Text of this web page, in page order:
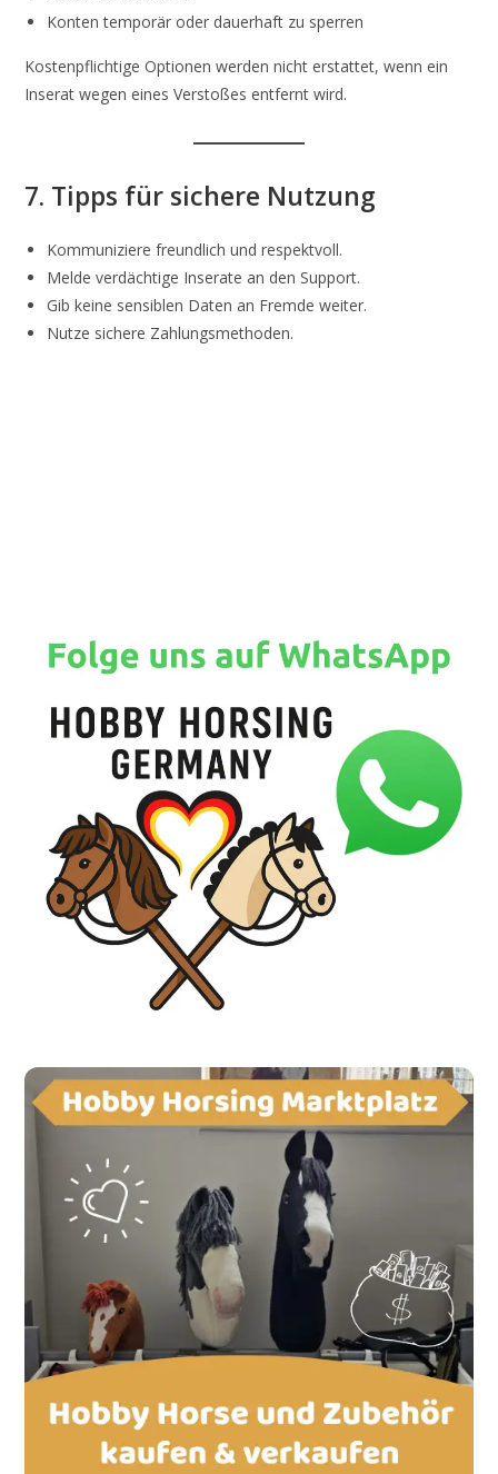
Konten temporär oder dauerhaft zu sperren
Kostenpflichtige Optionen werden nicht erstattet, wenn ein
Inserat wegen eines Verstoßes entfernt wird.
7. Tipps für sichere Nutzung
Kommuniziere freundlich und respektvoll.
Melde verdächtige Inserate an den Support.
Gib keine sensiblen Daten an Fremde weiter.
Nutze sichere Zahlungsmethoden.